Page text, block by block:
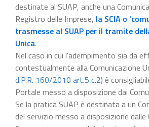
destinate al SUAP, anche una
Registro delle Imprese, la SCIA o
trasmesse al SUAP per il tramite
Unica.
Nel caso in cui l'adempimento sia da
contestualmente alla Comunicazione
d.P.R. 160/2010 art.5 c.2) è
Portale messo a disposizione dai
Se la pratica SUAP è destinata a un
del servizio messo a disposizione dalle